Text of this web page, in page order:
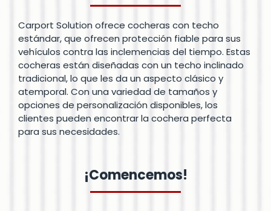
Carport Solution ofrece cocheras con techo
estándar, que ofrecen protección fiable para sus
vehículos contra las inclemencias del tiempo. Estas
cocheras están diseñadas con un techo inclinado
tradicional, lo que les da un aspecto clásico y
atemporal. Con una variedad de tamaños y
opciones de personalización disponibles, los
clientes pueden encontrar la cochera perfecta
para sus necesidades.
¡Comencemos!